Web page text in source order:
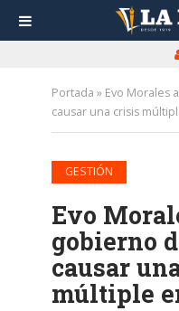
Portada » Evo Morales
causar una crisis
GESTIÓN
Evo
gobierno
causar
múltiple